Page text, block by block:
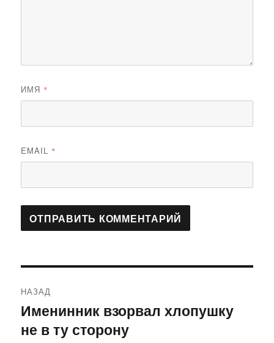
ИМЯ *
EMAIL *
по
записям
НАЗАД
Предыдущая
запись:
Именинник взорвал хлопушку
не в ту сторону